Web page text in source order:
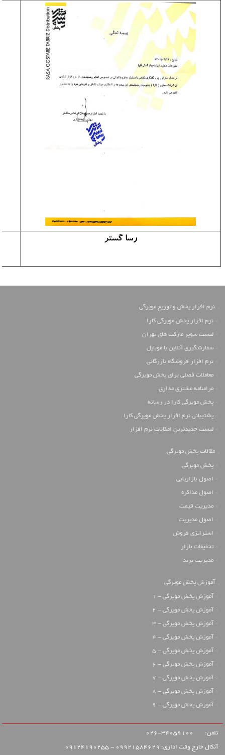
رسا گستر
نرم افزار پخش و توزیع مویرگی
نرم افزار پخش مویرگی کارا
لیست سوپر مارکت های تهران
سفارشگیری آنلاین با موبایل
نرم افزار فروشگاه بازرگانی
معاملات فصلی برای پخش مویرگی
مرامنامه مشتری مداری
پخش مویرگی کارا در رسانه
پشتیبانی نرم افزار پخش مویرگی کارا
لیست جدیدترین امکانات نرم افزار
مقالات پخش مویرگی
پخش مویرگی
اصول بازاریابی
اصول مذاکره
مدیریت قیمت
اصول مدیریت
استراتژی فروش
تحقیقات بازار
مدیریت برند
آموزش پخش مویرگی
آموزش پخش مویرگی - 1
آموزش پخش مویرگی - 2
آموزش پخش مویرگی - 3
آموزش پخش مویرگی - 4
آموزش پخش مویرگی - 5
آموزش پخش مویرگی - 6
آموزش پخش مویرگی - 7
آموزش پخش مویرگی - 8
آموزش پخش مویرگی - 9
تلفن:
آنکال خارج وقت اداری: 09921584629 - 09124190255